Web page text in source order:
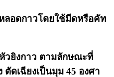
ลอดกาวโดยใช้มีดหรือคัท
วยิงกาว ตามลักษณะที่
ตัดเฉียงเป็นมุม 45 องศา